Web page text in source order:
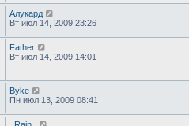
Алукард
Вт июл 14, 2009 23:26
Father
Вт июл 14, 2009 14:01
Byke
Пн июл 13, 2009 08:41